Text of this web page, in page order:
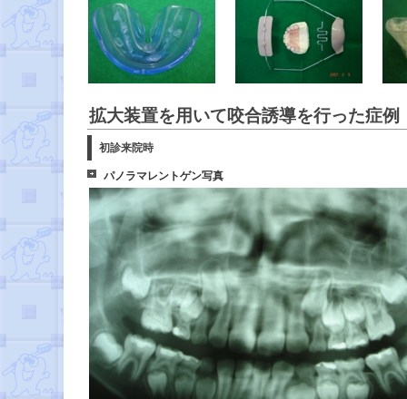
拡大装置を用いて咬合誘導を行った症例
初診来院時
パノラマレントゲン写真